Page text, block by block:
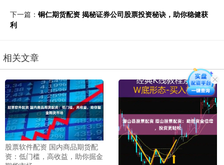
下一篇： 铜仁期货配资 揭秘证券公司股票投资秘诀，助你稳健获
利
相关文章
股票软件配资 国内商品期货配
资：低门槛，高收益，助你掘金